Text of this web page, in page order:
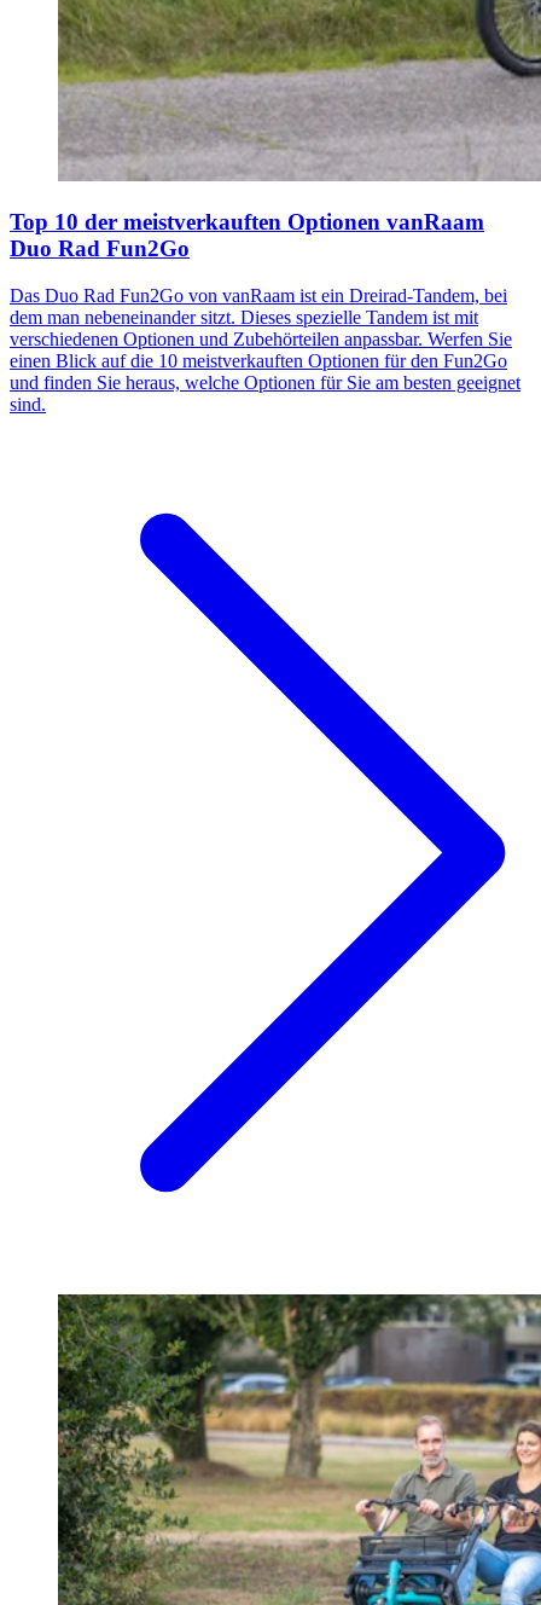
Top 10 der meistverkauften Optionen vanRaam
Duo Rad Fun2Go
Das Duo Rad Fun2Go von vanRaam ist ein Dreirad-Tandem, bei
dem man nebeneinander sitzt. Dieses spezielle Tandem ist mit
verschiedenen Optionen und Zubehörteilen anpassbar. Werfen Sie
einen Blick auf die 10 meistverkauften Optionen für den Fun2Go
und finden Sie heraus, welche Optionen für Sie am besten geeignet
sind.